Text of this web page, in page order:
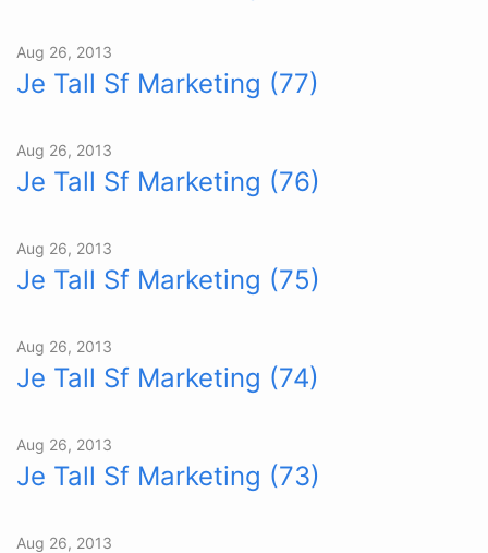
Aug 26, 2013
Je Tall Sf Marketing (77)
Aug 26, 2013
Je Tall Sf Marketing (76)
Aug 26, 2013
Je Tall Sf Marketing (75)
Aug 26, 2013
Je Tall Sf Marketing (74)
Aug 26, 2013
Je Tall Sf Marketing (73)
Aug 26, 2013